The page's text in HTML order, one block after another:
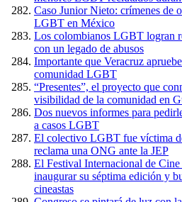
Caso Junior Nieto: crímenes de
LGBT en México
Los colombianos LGBT logran
con un legado de abusos
Importante que Veracruz
comunidad LGBT
“Presentes”, el proyecto que
visibilidad de la comunidad en
Dos nuevos informes para
a casos LGBT
El colectivo LGBT fue víctima
reclama una ONG ante la JEP
El Festival Internacional de
inaugurar su séptima edición y
cineastas